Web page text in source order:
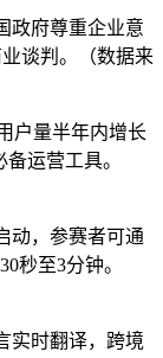
政府尊重企业意
谈判。（数据来
户量半年内增长
运营工具。
动，参赛者可通
秒至3分钟。
实时翻译，跨境